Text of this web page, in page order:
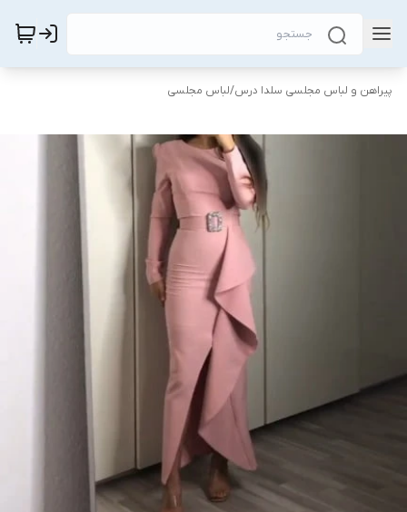
پیراهن و لباس مجلسی سلدا درس/لباس مجلسی